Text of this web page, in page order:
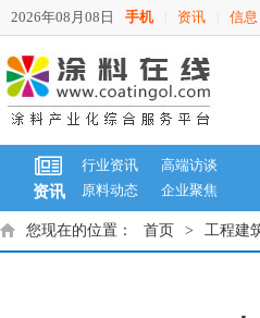
2026年08月08日 手机 资讯 信息
资讯
行业资讯
高端访谈
原料动态
企业聚焦
您现在的位置： 首页 > 工程建